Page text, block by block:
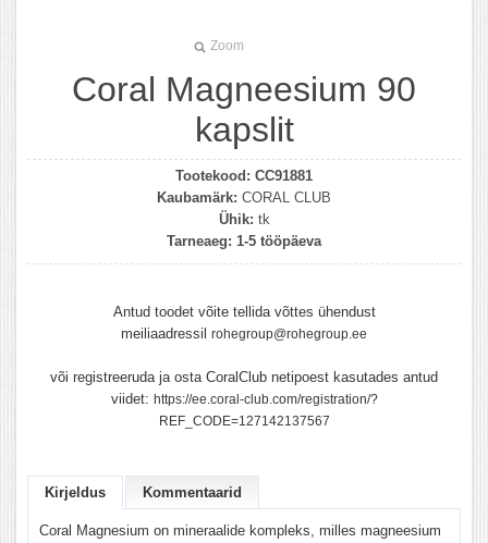
Zoom
Coral Magneesium 90
kapslit
Tootekood: CC91881
Kaubamärk: CORAL CLUB
Ühik: tk
Tarneaeg: 1-5 tööpäeva
Antud toodet võite tellida võttes ühendust
meiliaadressil rohegroup@rohegroup.ee
või registreeruda ja osta CoralClub netipoest kasutades antud
viidet: https://ee.coral-club.com/registration/?
REF_CODE=127142137567
Kirjeldus Kommentaarid
Coral Magnesium on mineraalide kompleks, milles magneesium